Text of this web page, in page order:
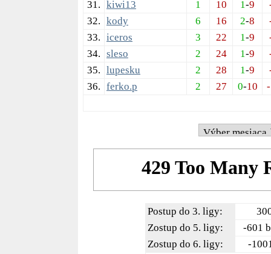
31. kiwi13 1 10 1-9
32. kody 6 16 2-8
33. iceros 3 22 1-9
34. sleso 2 24 1-9
35. lupesku 2 28 1-9
36. ferko.p 2 27 0-10
Postup do 3. ligy:
Zostup do 5. ligy:
-601
Zostup do 6. ligy:
-